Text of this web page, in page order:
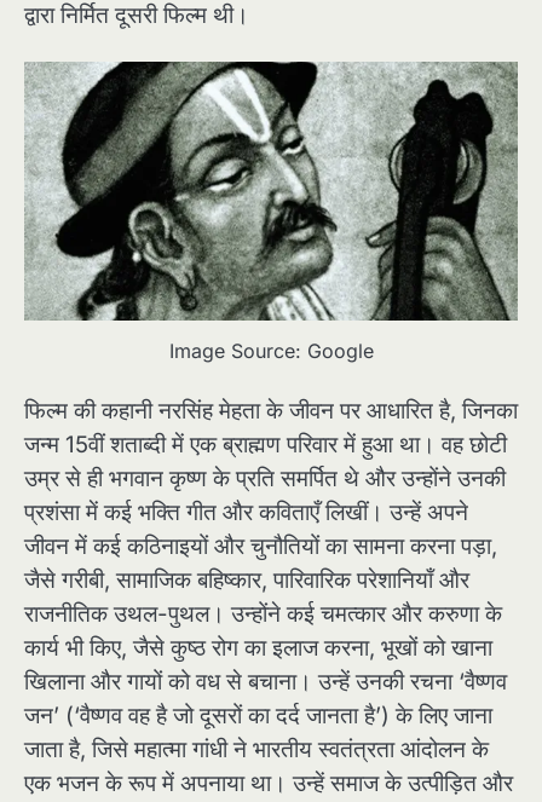
द्वारा निर्मित दूसरी फिल्म थी।
Image Source: Google
फिल्म की कहानी नरसिंह मेहता के जीवन पर आधारित है, जिनका
जन्म 15वीं शताब्दी में एक ब्राह्मण परिवार में हुआ था। वह छोटी
उम्र से ही भगवान कृष्ण के प्रति समर्पित थे और उन्होंने उनकी
प्रशंसा में कई भक्ति गीत और कविताएँ लिखीं। उन्हें अपने
जीवन में कई कठिनाइयों और चुनौतियों का सामना करना पड़ा,
जैसे गरीबी, सामाजिक बहिष्कार, पारिवारिक परेशानियाँ और
राजनीतिक उथल-पुथल। उन्होंने कई चमत्कार और करुणा के
कार्य भी किए, जैसे कुष्ठ रोग का इलाज करना, भूखों को खाना
खिलाना और गायों को वध से बचाना। उन्हें उनकी रचना ‘वैष्णव
जन’ (‘वैष्णव वह है जो दूसरों का दर्द जानता है’) के लिए जाना
जाता है, जिसे महात्मा गांधी ने भारतीय स्वतंत्रता आंदोलन के
एक भजन के रूप में अपनाया था। उन्हें समाज के उत्पीड़ित और